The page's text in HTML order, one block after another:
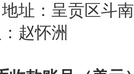
呈贡区斗南
怀洲